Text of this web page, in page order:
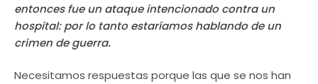
entonces fue un ataque intencionado contra un
hospital: por lo tanto estaríamos hablando de un
crimen de guerra.
Necesitamos respuestas porque las que se nos han